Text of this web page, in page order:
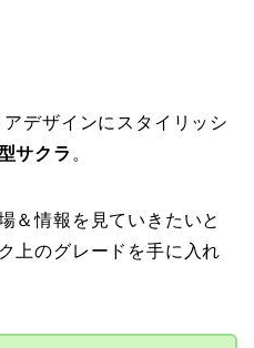
デザインにスタイリッシ
サクラ 。
＆情報を見ていきたいと
上のグレードを手に入れ